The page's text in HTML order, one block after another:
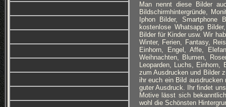
Man nennt diese Bilder
Bildschirmhintergründe,
Iphon Bilder, Smartphone
kostenlose Whatsapp
Bilder für Kinder usw. Wir
Winter, Ferien, Fantasy,
Einhorn, Engel, Affe,
Weihnachten, Blumen,
Leoparden, Luchs,
zum Ausdrucken und Bilder
ihr euch ein Bild
guter Ausdruck. Ihr findet
Motive lässt sich
wohl die Schönsten